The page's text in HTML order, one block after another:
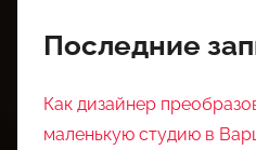
Последние
Как дизайнер
маленькую студию в